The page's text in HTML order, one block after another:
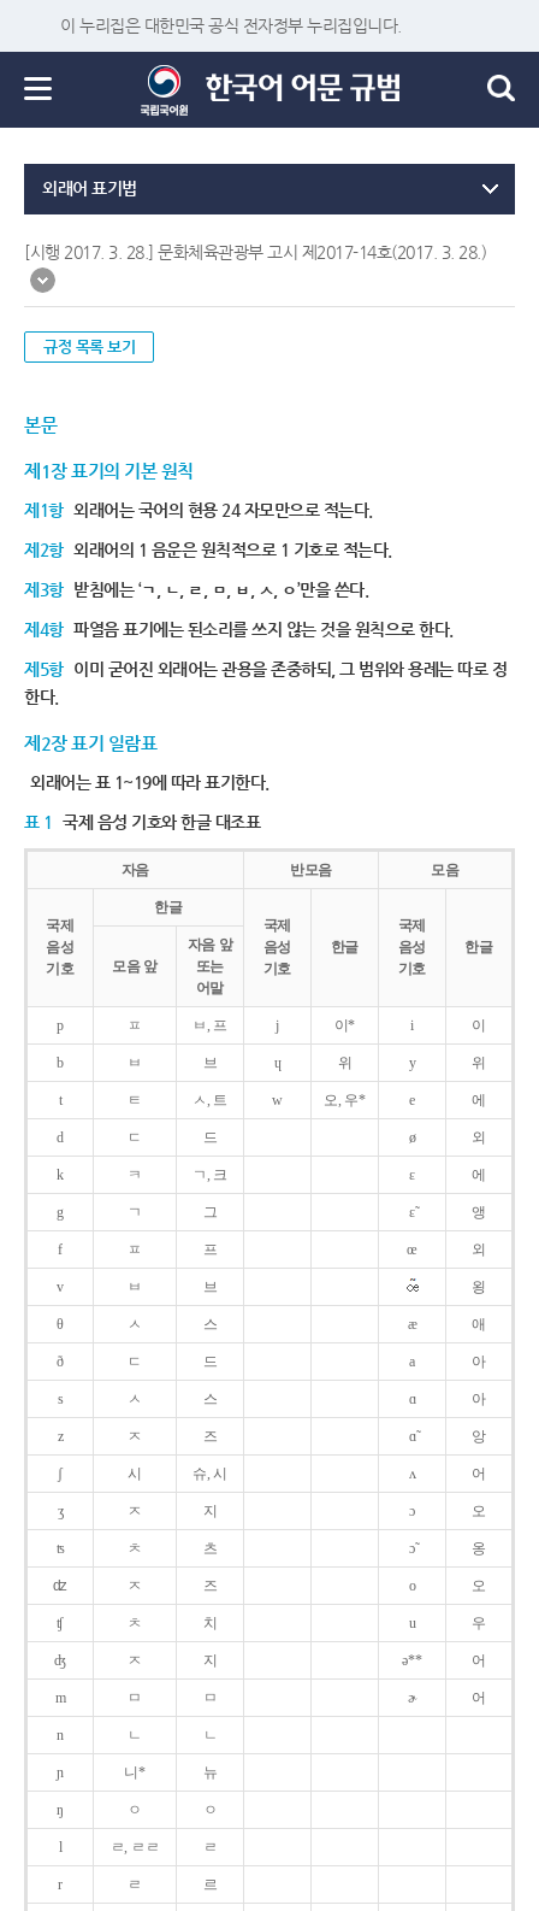
이 누리집은 대한민국 공식 전자정부 누리집입니다.
외래어 표기법
[시행 2017. 3. 28.] 문화체육관광부 고시 제2017-14호(2017. 3. 28.)
규정 목록 보기
본문
제1장 표기의 기본 원칙
제1항 외래어는 국어의 현용 24 자모만으로 적는다.
제2항 외래어의 1 음운은 원칙적으로 1 기호로 적는다.
제3항 받침에는 ‘ㄱ, ㄴ, ㄹ, ㅁ, ㅂ, ㅅ, ㅇ’만을 쓴다.
제4항 파열음 표기에는 된소리를 쓰지 않는 것을 원칙으로 한다.
제5항 이미 굳어진 외래어는 관용을 존중하되, 그 범위와 용례는 따로 정
한다.
제2장 표기 일람표
외래어는 표 1~19에 따라 표기한다.
표 1 국제 음성 기호와 한글 대조표
자음 반모음 모음
국제
음성
기호
한글
국제
음성
기호
한글
국제
음성
기호
한글
모음 앞
자음 앞
또는
어말
p ㅍ ㅂ, 프 j 이* i 이
b ㅂ 브 ɥ 위 y 위
t ㅌ ㅅ, 트 w 오, 우* e 에
d ㄷ 드 ø 외
k ㅋ ㄱ, 크 ɛ 에
g ㄱ 그 ɛ̃ 앵
f ㅍ 프 œ 외
v ㅂ 브 욍
θ ㅅ 스 æ 애
ð ㄷ 드 a 아
s ㅅ 스 ɑ 아
z ㅈ 즈 ɑ̃ 앙
ʃ 시 슈, 시 ʌ 어
ʒ ㅈ 지 ɔ 오
ʦ ㅊ 츠 ɔ̃ 옹
ʣ ㅈ 즈 o 오
ʧ ㅊ 치 u 우
ʤ ㅈ 지 ə** 어
m ㅁ ㅁ ɚ 어
n ㄴ ㄴ
ɲ 니* 뉴
ŋ ㅇ ㅇ
l ㄹ, ㄹㄹ ㄹ
r ㄹ 르